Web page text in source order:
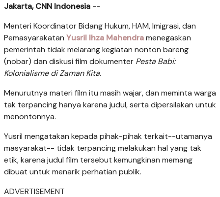
Jakarta, CNN Indonesia --
Menteri Koordinator Bidang Hukum, HAM, Imigrasi, dan
Pemasyarakatan Yusril Ihza Mahendramenegaskan
pemerintah tidak melarang kegiatan nonton bareng
(nobar) dan diskusi film dokumenter Pesta Babi:
Kolonialisme di Zaman Kita.
Menurutnya materi film itu masih wajar, dan meminta warga
tak terpancing hanya karena judul, serta dipersilakan untuk
menontonnya.
Yusril mengatakan kepada pihak-pihak terkait--utamanya
masyarakat-- tidak terpancing melakukan hal yang tak
etik, karena judul film tersebut kemungkinan memang
dibuat untuk menarik perhatian publik.
ADVERTISEMENT